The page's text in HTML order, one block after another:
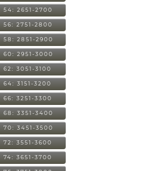
54: 2651-2700
56: 2751-2800
58: 2851-2900
60: 2951-3000
62: 3051-3100
64: 3151-3200
66: 3251-3300
68: 3351-3400
70: 3451-3500
72: 3551-3600
74: 3651-3700